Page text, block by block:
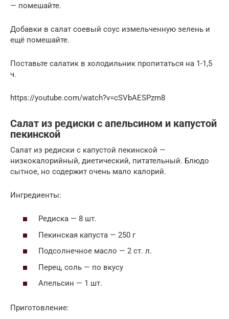
— помешайте.
Добавки в салат соевый соус измельченную зелень и
ещё помешайте.
Поставьте салатик в холодильник пропитаться на 1-1,5
ч.
https://youtube.com/watch?v=cSVbAESPzm8
Салат из редиски с апельсином и капустой
пекинской
Салат из редиски с капустой пекинской —
низкокалорийный, диетический, питательный. Блюдо
сытное, но содержит очень мало калорий.
Ингредиенты:
Редиска — 8 шт.
Пекинская капуста — 250 г
Подсолнечное масло — 2 ст. л.
Перец, cоль — по вкусу
Апельсин — 1 шт.
Приготовление: